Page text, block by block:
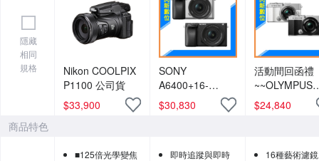
隱藏
相同
規格
Nikon COOLPIX
P1100 公司貨
$33,900
SONY
A6400+16-
50mm II APSC
微單 相機
$30,830
活動間回函禮
~~OLYMPUS
EP7 +14-
EZ 單鏡組(E-
$24,840
商品特色
■125倍光學變焦
即時追蹤與即時
16種藝術濾